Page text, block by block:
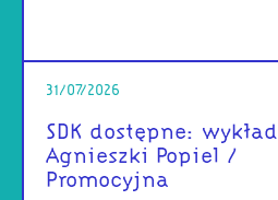
31/07/2026
SDK dostępne: wykład
Agnieszki Popiel /
Promocyjna